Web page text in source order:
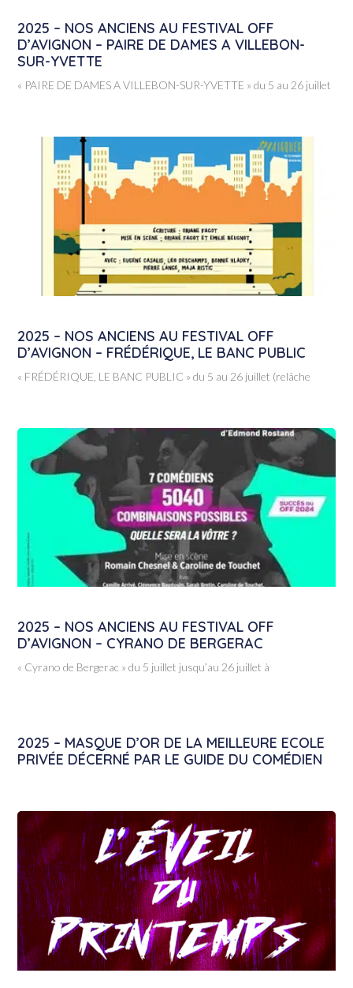
2025 – NOS ANCIENS AU FESTIVAL OFF
D’AVIGNON – PAIRE DE DAMES A VILLEBON-
SUR-YVETTE
« PAIRE DE DAMES A VILLEBON-SUR-YVETTE » du 5 au 26 juillet
2025 – NOS ANCIENS AU FESTIVAL OFF
D’AVIGNON – FRÉDÉRIQUE, LE BANC PUBLIC
« FRÉDÉRIQUE, LE BANC PUBLIC » du 5 au 26 juillet (relâche
2025 – NOS ANCIENS AU FESTIVAL OFF
D’AVIGNON – CYRANO DE BERGERAC
« Cyrano de Bergerac » du 5 juillet jusqu’au 26 juillet à
2025 – MASQUE D’OR DE LA MEILLEURE ECOLE
PRIVÉE DÉCERNÉ PAR LE GUIDE DU COMÉDIEN